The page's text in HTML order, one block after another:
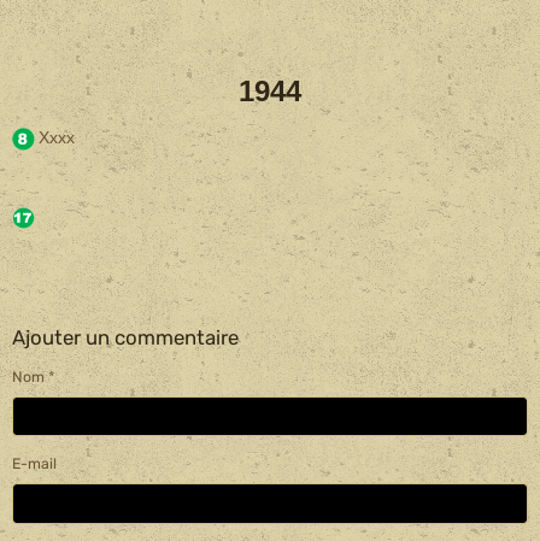
1944
Xxxx
Ajouter un commentaire
Nom
E-mail